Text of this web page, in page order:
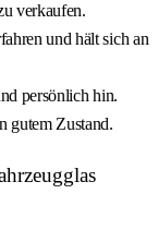
verkaufen.
und hält sich an
persönlich hin.
gutem Zustand.